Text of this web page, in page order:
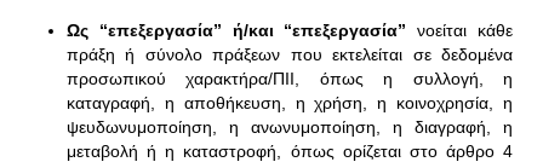
Ως “επεξεργασία” ή/και “επεξεργασία”νοείται κάθε
πράξη ή σύνολο πράξεων που εκτελείται σε δεδομένα
προσωπικού χαρακτήρα/ΠΙΙ, όπως η συλλογή, η
καταγραφή, η αποθήκευση, η χρήση, η κοινοχρησία, η
ψευδωνυμοποίηση, η ανωνυμοποίηση, η διαγραφή, η
μεταβολή ή η καταστροφή, όπως ορίζεται στο άρθρο 4